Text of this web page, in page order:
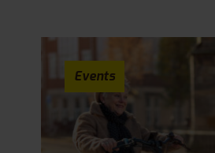
Events